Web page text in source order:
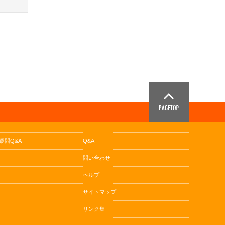
問Q&A Q&A
問い合わせ
ヘルプ
サイトマップ
リンク集